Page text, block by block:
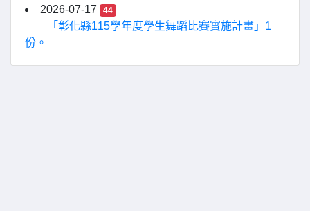
2026-07-17
44
「彰化縣115學年度學生舞蹈比賽實施計畫」1
份。